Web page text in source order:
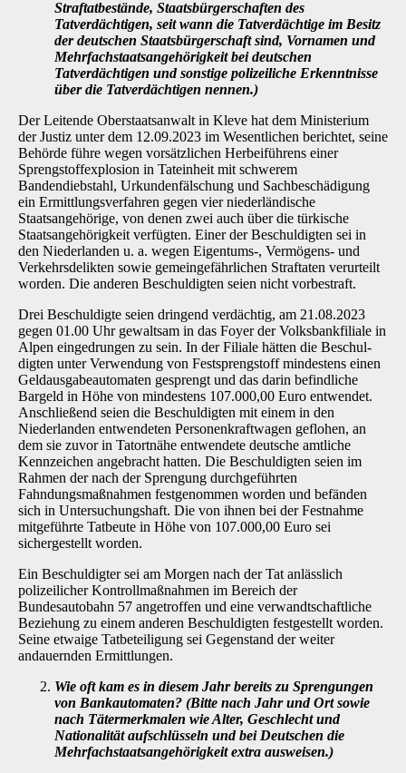
Straftatbestände, Staatsbürgerschaften des
Tatverdächtigen, seit wann die Tatverdächtige im Besitz
der deutschen Staatsbürgerschaft sind, Vornamen und
Mehrfachstaatsangehörigkeit bei deutschen
Tatverdächtigen und sonstige polizeiliche Erkenntnisse
über die Tatverdächtigen nennen.)
Der Leitende Oberstaatsanwalt in Kleve hat dem Ministerium
der Justiz unter dem 12.09.2023 im Wesentlichen berichtet, seine
Behörde führe wegen vorsätzlichen Herbeiführens einer
Sprengstoffexplosion in Tateinheit mit schwerem
Bandendiebstahl, Urkundenfälschung und Sachbeschädigung
ein Ermittlungsverfahren gegen vier niederländische
Staatsangehörige, von denen zwei auch über die türkische
Staatsangehörigkeit verfügten. Einer der Beschuldig­ten sei in
den Niederlanden u. a. wegen Eigentums-, Vermögens- und
Verkehrsdelikten sowie gemeingefährlichen Straftaten verurteilt
worden. Die anderen Beschuldigten seien nicht vor­bestraft.
Drei Beschuldigte seien dringend verdächtig, am 21.08.2023
gegen 01.00 Uhr gewaltsam in das Foyer der Volksbankfiliale in
Alpen eingedrungen zu sein. In der Filiale hätten die Beschul­
digten unter Verwendung von Festsprengstoff mindestens einen
Geldausgabeautomaten ge­sprengt und das darin befindliche
Bargeld in Höhe von mindestens 107.000,00 Euro entwen­det.
Anschließend seien die Beschuldigten mit einem in den
Niederlanden entwendeten Per­sonenkraftwagen geflohen, an
dem sie zuvor in Tatortnähe entwendete deutsche amtliche
Kennzeichen angebracht hatten. Die Beschuldigten seien im
Rahmen der nach der Sprengung durchgeführten
Fahndungsmaßnahmen festgenommen worden und befänden
sich in Unter­suchungshaft. Die von ihnen bei der Festnahme
mitgeführte Tatbeute in Höhe von 107.000,00 Euro sei
sichergestellt worden.
Ein Beschuldigter sei am Morgen nach der Tat anlässlich
polizeilicher Kontrollmaßnahmen im Bereich der
Bundesautobahn 57 angetroffen und eine verwandtschaftliche
Beziehung zu ei­nem anderen Beschuldigten festgestellt worden.
Seine etwaige Tatbeteiligung sei Gegenstand der weiter
andauernden Ermittlungen.
Wie oft kam es in diesem Jahr bereits zu Sprengungen
von Bankautomaten? (Bitte nach Jahr und Ort sowie
nach Tätermerkmalen wie Alter, Geschlecht und
Nationalität aufschlüsseln und bei Deutschen die
Mehrfachstaatsangehörigkeit extra ausweisen.)